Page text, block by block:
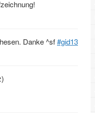
Danke ^sf#gid13